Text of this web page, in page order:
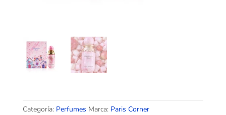
Categoría: Perfumes Marca: Paris Corner